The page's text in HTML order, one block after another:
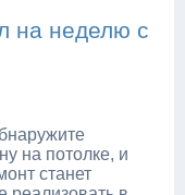
на неделю с
на потолке, и
станет